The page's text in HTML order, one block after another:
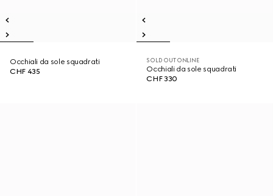
Occhiali da sole squadrati
CHF 435
SOLD OUT ONLINE
Occhiali da sole squadrati
CHF 330